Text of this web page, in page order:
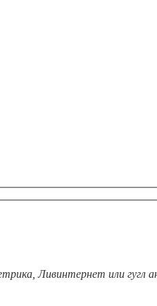
Ливинтернет или гугл